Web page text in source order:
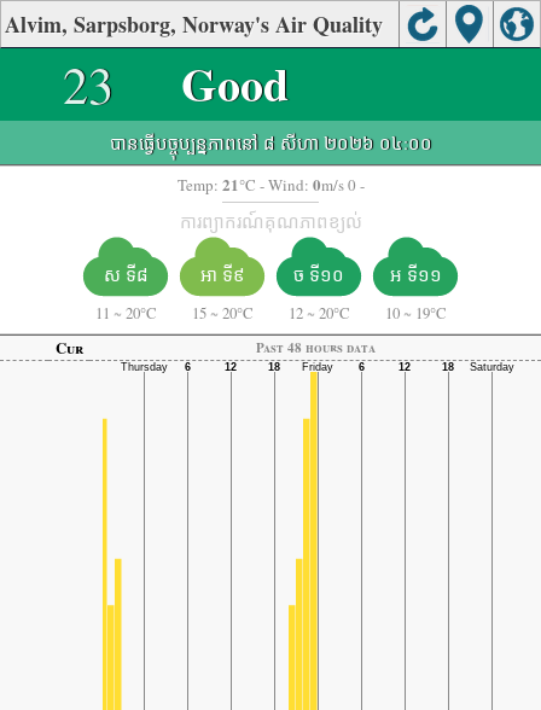
Alvim, Sarpsborg, Norway's Air Quality
23 Good
បានធ្វើបច្ចុប្បន្នភាពនៅ ៨ សីហា ២០២៦ ០៤:០០
Temp: 21°C - Wind: 0m/s 0 -
ការព្យាករណ៍គុណភាពខ្យល់
ស ទី៨
11 ~ 20°C
អា ទី៩
15 ~ 20°C
ច ទី១០
12 ~ 20°C
អ ទី១១
10 ~ 19°C
Cur
Past 48 hours data